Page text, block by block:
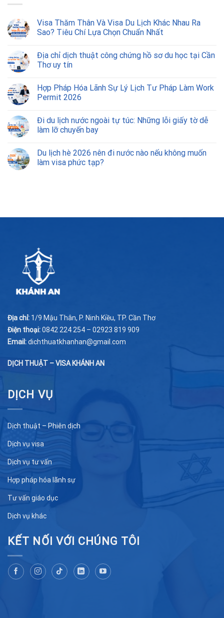
Visa Thăm Thân Và Visa Du Lịch Khác Nhau Ra
Sao? Tiêu Chí Lựa Chọn Chuẩn Nhất
Địa chỉ dịch thuật công chứng hồ sơ du học tại Cần
Thơ uy tín
Hợp Pháp Hóa Lãnh Sự Lý Lịch Tư Pháp Làm Work
Permit 2026
Đi du lịch nước ngoài tự túc: Những lỗi giấy tờ dễ
làm lỡ chuyến bay
Du lịch hè 2026 nên đi nước nào nếu không muốn
làm visa phức tạp?
Địa chỉ: 1/9 Mậu Thân, P. Ninh Kiều, TP. Cần Thơ
Điện thoại:0842 224 254 – 02923 819 909
Email:dichthuatkhanhan@gmail.com
DỊCH THUẬT – VISA KHÁNH AN
DỊCH VỤ
Dịch thuật – Phiên dịch
Dịch vụ visa
Dịch vụ tư vấn
Hợp pháp hóa lãnh sự
Tư vấn giáo dục
Dịch vụ khác
KẾT NỐI VỚI CHÚNG TÔI